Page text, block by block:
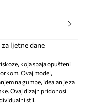
ljetne dane
koja spaja opušteni
Ovaj model,
na gumbe, idealan je za
Ovaj dizajn pridonosi
stil.